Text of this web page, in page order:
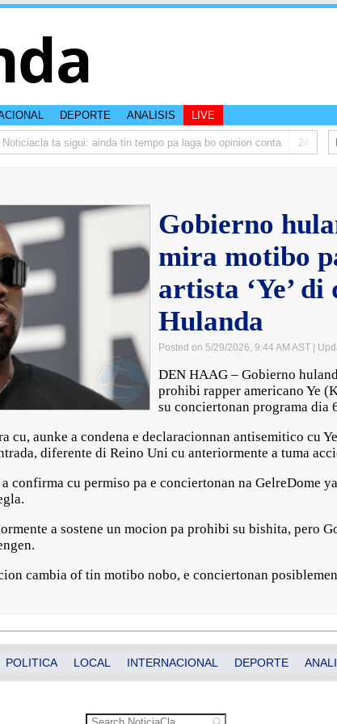
DEPORTE ANALISIS LIVE
ta sigui: ainda tin tempo pa laga bo opinion conta 242
Gobierno
mira motibo
artista ‘Ye’ di
Hulanda
Posted on 5/29/2026, 9:44 AM AST |
DEN HAAG – Gobierno
prohibi rapper americano Ye
su conciertonan programa dia
aunke a condena e declaracionnan antisemitico cu
diferente di Reino Uni cu anteriormente a tuma
confirma cu permiso pa e conciertonan na GelreDome
a sostene un mocion pa prohibi su bishita, pero
cambia of tin motibo nobo, e conciertonan
POLITICA LOCAL INTERNACIONAL DEPORTE